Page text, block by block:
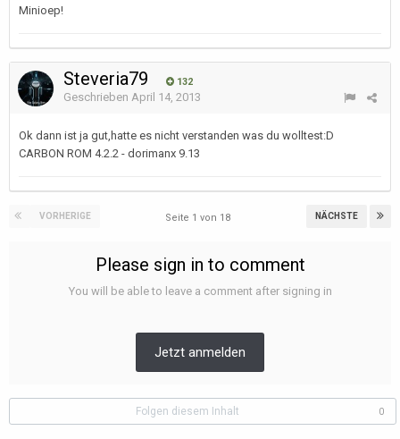
Minioep!
Steveria79 132
Geschrieben April 14, 2013
Ok dann ist ja gut,hatte es nicht verstanden was du wolltest:D
CARBON ROM 4.2.2 - dorimanx 9.13
VORHERIGE NÄCHSTE
Seite 1 von 18
Please sign in to comment
You will be able to leave a comment after signing in
Jetzt anmelden
Folgen diesem Inhalt 0